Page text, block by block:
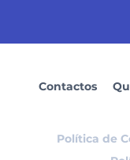
Contactos
Política de